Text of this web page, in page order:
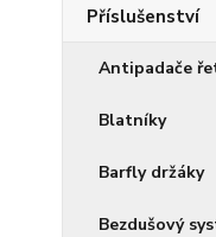
Příslušenství
Antipadače
Blatníky
Barfly držáky
Bezdušový